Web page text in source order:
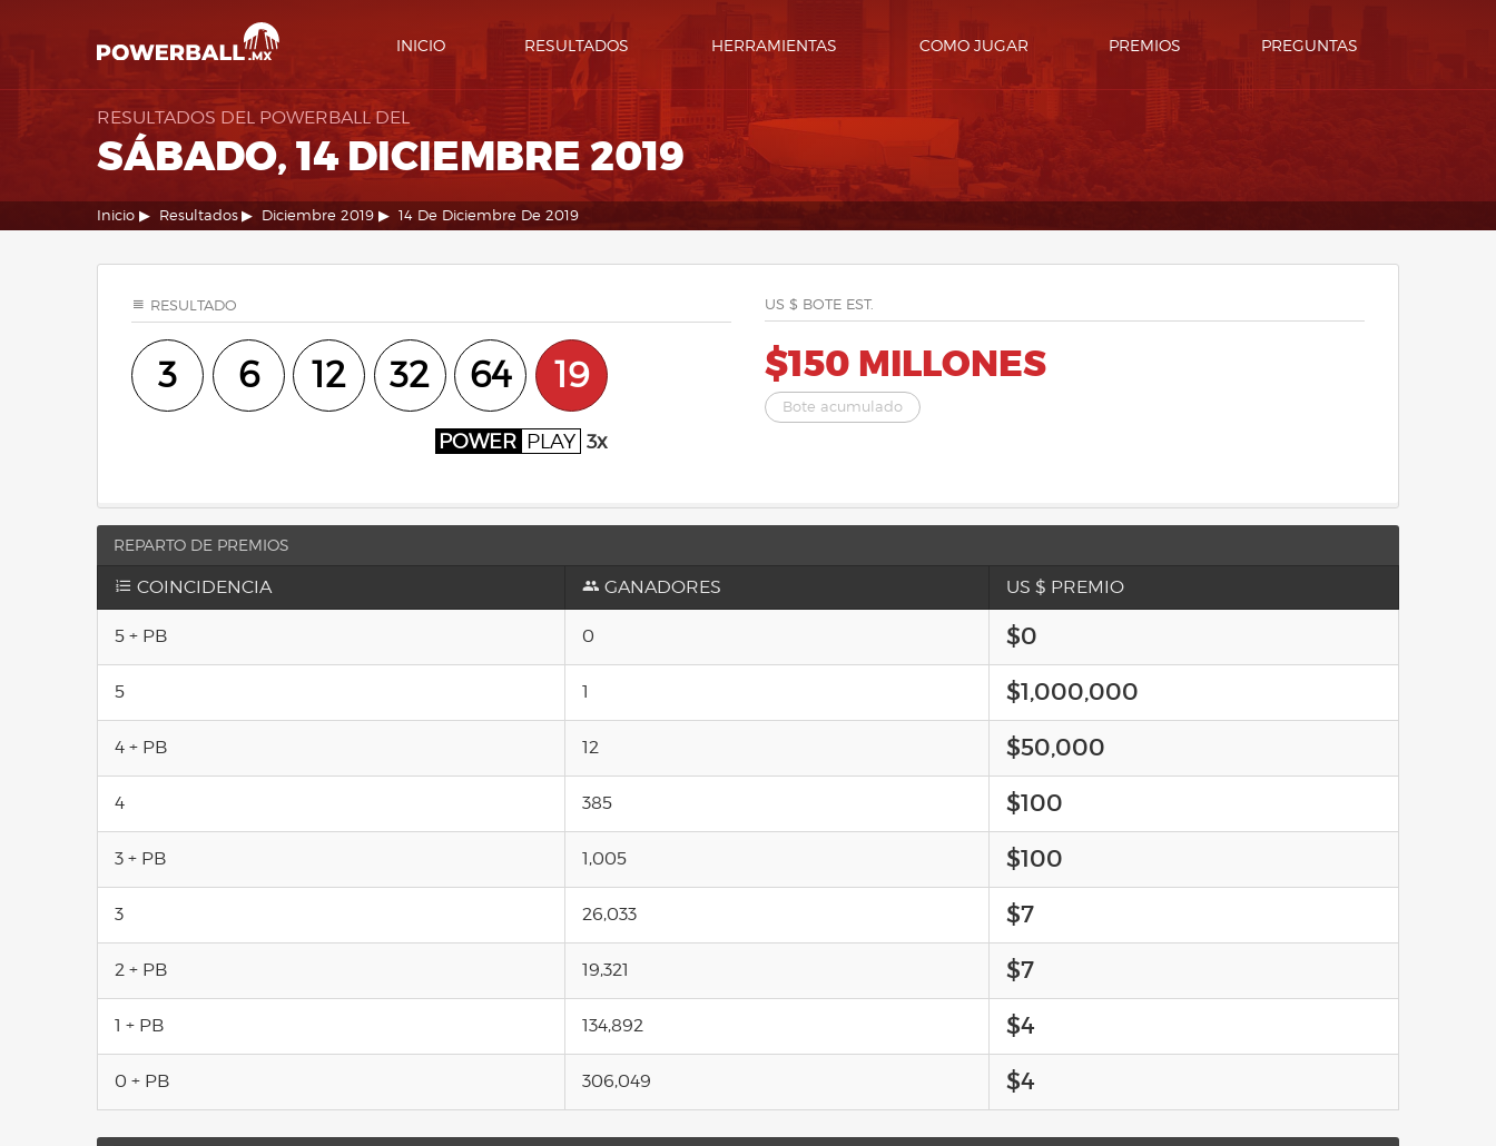
INICIO RESULTADOS HERRAMIENTAS COMO JUGAR PREMIOS PREGUNTAS
RESULTADOS DEL POWERBALL DEL
SÁBADO, 14 DICIEMBRE 2019
Inicio Resultados Diciembre 2019 14 De Diciembre De 2019
RESULTADO
3 6 12 32 64 19
POWER PLAY 3x
US $ BOTE EST.
$150 MILLONES
Bote acumulado
REPARTO DE PREMIOS
COINCIDENCIA GANADORES US $ PREMIO
5 + PB 0 $0
5 1 $1,000,000
4 + PB 12 $50,000
4 385 $100
3 + PB 1,005 $100
3 26,033 $7
2 + PB 19,321 $7
1 + PB 134,892 $4
0 + PB 306,049 $4